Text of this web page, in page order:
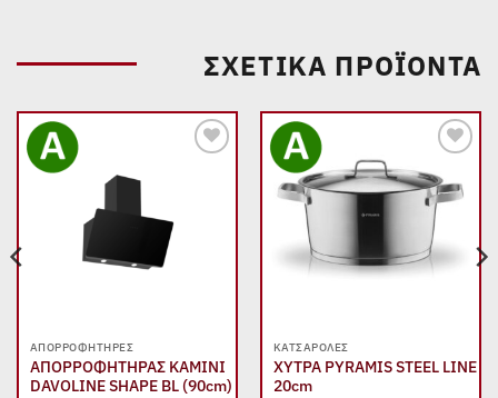
ΣΧΕΤΙΚΆ ΠΡΟΪΌΝΤΑ
ΑΠΟΡΡΟΦΗΤΉΡΕΣ
ΑΠΟΡΡΟΦΗΤΗΡΑΣ ΚΑΜΙΝΙ
DAVOLINE SHAPE BL (90cm)
wishlist
ΚΑΤΣΑΡΌΛΕΣ
ΧΥΤΡΑ PYRAMIS STEEL LINE
20cm